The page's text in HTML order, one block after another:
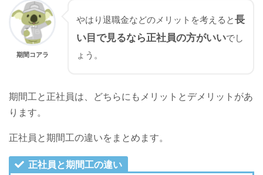
期間コアラ
やはり退職金などのメリットを考えると長
い目で見るなら正社員の方がいいでし
ょう。
期間工と正社員は、どちらにもメリットとデメリットがあ
ります。
正社員と期間工の違いをまとめます。
正社員と期間工の違い